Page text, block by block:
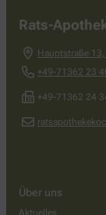
Rats-
Hauptstraße 13,
+49-71362 23
+49-71362 24
Über uns
Aktuelles